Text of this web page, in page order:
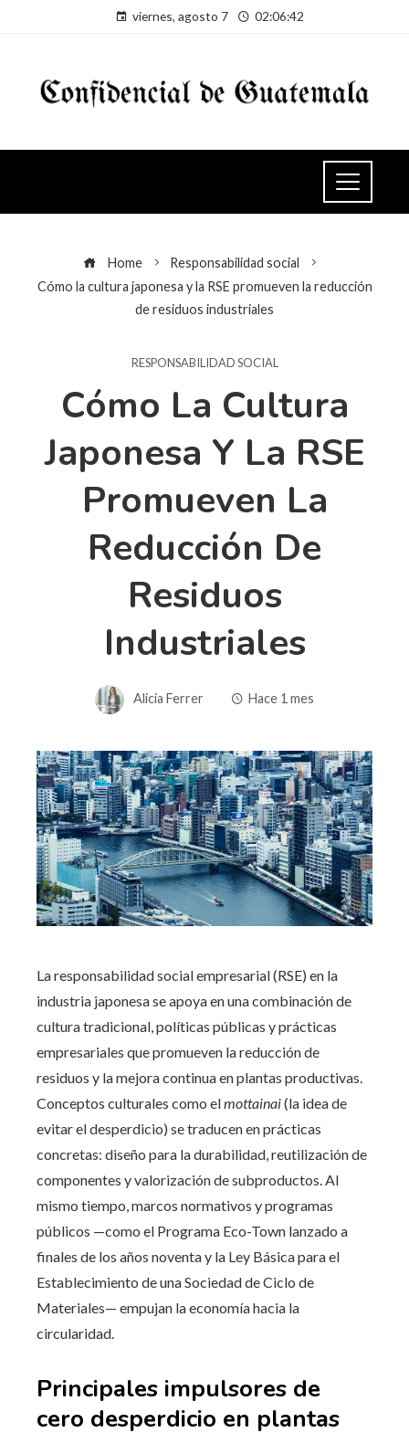
viernes, agosto 7 02:06:43
Home
Responsabilidad social
Cómo la cultura japonesa y la RSE promueven la reducción
de residuos industriales
RESPONSABILIDAD SOCIAL
Cómo La Cultura
Japonesa Y La RSE
Promueven La
Reducción De
Residuos
Industriales
Alicia Ferrer Hace 1 mes
La responsabilidad social empresarial (RSE) en la
industria japonesa se apoya en una combinación de
cultura tradicional, políticas públicas y prácticas
empresariales que promueven la reducción de
residuos y la mejora continua en plantas productivas.
Conceptos culturales como elmottainai(la idea de
evitar el desperdicio) se traducen en prácticas
concretas: diseño para la durabilidad, reutilización de
componentes y valorización de subproductos. Al
mismo tiempo, marcos normativos y programas
públicos —como el Programa Eco-Town lanzado a
finales de los años noventa y la Ley Básica para el
Establecimiento de una Sociedad de Ciclo de
Materiales— empujan la economía hacia la
circularidad.
Principales impulsores de
cero desperdicio en plantas